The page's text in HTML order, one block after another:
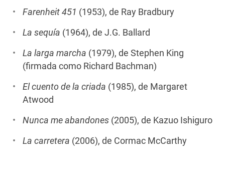
Farenheit 451 (1953), de Ray Bradbury
La sequía (1964), de J.G. Ballard
La larga marcha (1979), de Stephen King
(firmada como Richard Bachman)
El cuento de la criada (1985), de Margaret
Atwood
Nunca me abandones (2005), de Kazuo Ishiguro
La carretera (2006), de Cormac McCarthy